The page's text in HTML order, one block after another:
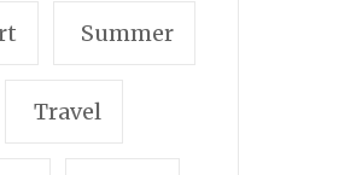
Summer
Travel